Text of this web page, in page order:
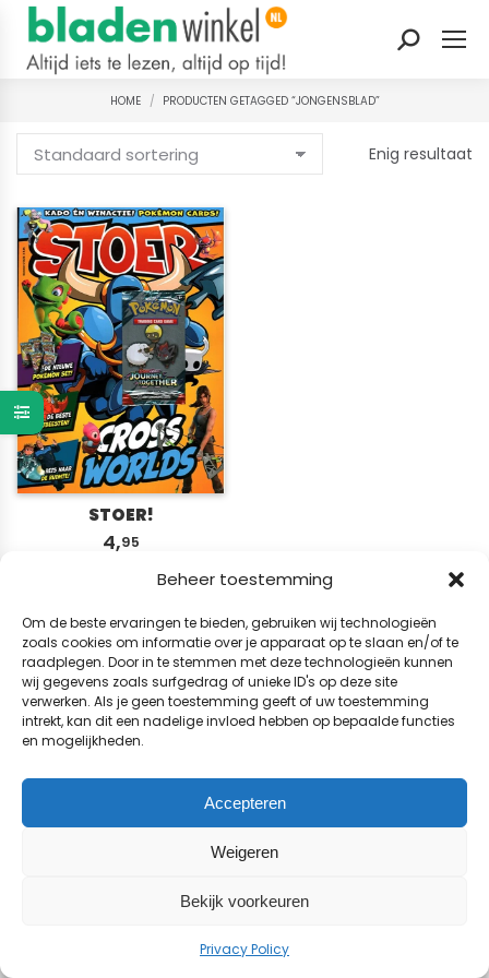
Beheer toestemming
Om de beste ervaringen te bieden, gebruiken wij technologieën
zoals cookies om informatie over je apparaat op te slaan en/of te
raadplegen. Door in te stemmen met deze technologieën kunnen
wij gegevens zoals surfgedrag of unieke ID's op deze site
verwerken. Als je geen toestemming geeft of uw toestemming
intrekt, kan dit een nadelige invloed hebben op bepaalde functies
en mogelijkheden.
Accepteren
Weigeren
Bekijk voorkeuren
Privacy Policy
Zoeken:
Je bent hier:
HOME PRODUCTEN GETAGGED “JONGENSBLAD”
Enig resultaat
STOER!
4,95
© 2026 BladenWinkel.nl